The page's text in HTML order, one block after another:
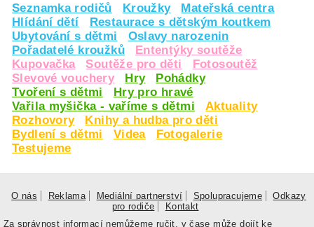
Seznamka rodičů Kroužky
Mateřská centra
Hlídání dětí
Restaurace s dětským koutkem
Ubytování s dětmi
Oslavy narozenin
Pořadatelé kroužků
Ententýky soutěže
Kupovačka
Soutěže pro děti
Fotosoutěž
Slevové vouchery
Hry
Pohádky
Tvoření s dětmi
Hry pro hravé
Vařila myšička - vaříme s dětmi
Aktuality
Rozhovory
Knihy a hudba pro děti
Bydlení s dětmi
Videa
Fotogalerie
Testujeme
O nás Reklama Mediální partnerství Spolupracujeme
Odkazy
pro rodiče
Kontakt
Za správnost informací nemůžeme ručit, v čase může dojít ke